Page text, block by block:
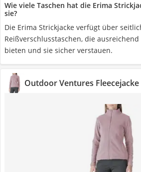
Wie viele Taschen hat die Erima
sie?
Die Erima Strickjacke verfügt über
Reißverschlusstaschen, die
bieten und sie sicher verstauen.
Outdoor Ventures Fleecejacke